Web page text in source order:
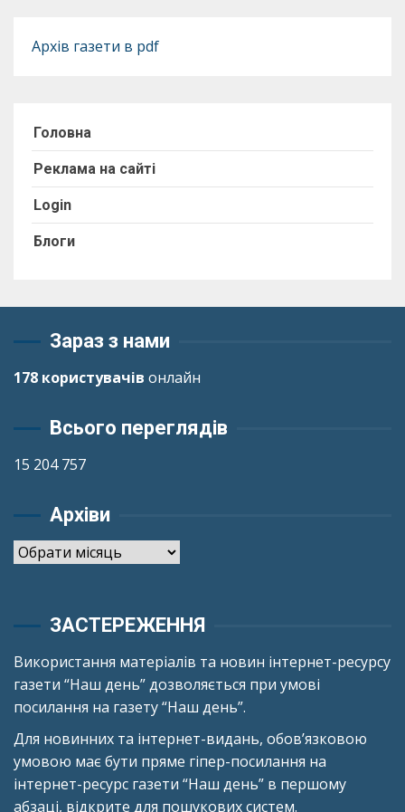
Архів газети в pdf
Головна
Реклама на сайті
Login
Блоги
Зараз з нами
178 користувачів онлайн
Всього переглядів
15 204 757
Архіви
Архіви
ЗАСТЕРЕЖЕННЯ
Використання матеріалів та новин інтернет-ресурсу
газети “Наш день” дозволяється при умові
посилання на газету “Наш день”.
Для новинних та інтернет-видань, обов’язковою
умовою має бути пряме гіпер-посилання на
інтернет-ресурс газети “Наш день” в першому
абзаці, відкрите для пошукових систем.